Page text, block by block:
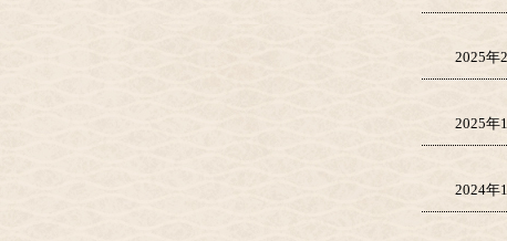
2025年
2025年
2024年